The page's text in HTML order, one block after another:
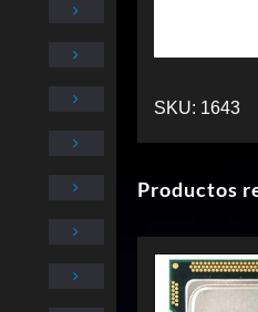
SKU: 1643
Productos